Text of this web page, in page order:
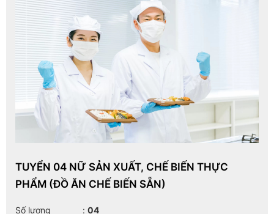
TUYỂN 04 NỮ SẢN XUẤT, CHẾ BIẾN THỰC
PHẨM (ĐỒ ĂN CHẾ BIẾN SẴN)
Số lượng : 04